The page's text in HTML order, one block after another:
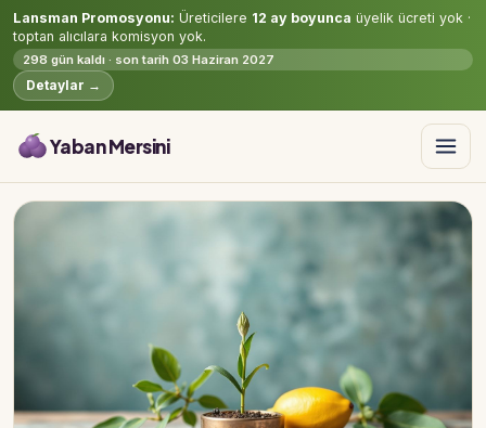
Lansman Promosyonu: Üreticilere 12 ay boyunca üyelik ücreti yok ·
toptan alıcılara komisyon yok.
298 gün kaldı · son tarih 03 Haziran 2027
Detaylar →
Yaban Mersini